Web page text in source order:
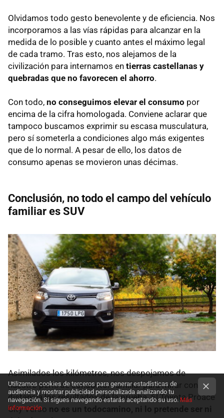
Olvidamos todo gesto benevolente y de eficiencia. Nos
incorporamos a las vías rápidas para alcanzar en la
medida de lo posible y cuanto antes el máximo legal
de cada tramo. Tras esto, nos alejamos de la
civilización para internamos en tierras castellanas y
quebradas que no favorecen el ahorro.
Con todo, no conseguimos elevar el consumo por
encima de la cifra homologada. Conviene aclarar que
tampoco buscamos exprimir su escasa musculatura,
pero sí someterla a condiciones algo más exigentes
que de lo normal. A pesar de ello, los datos de
consumo apenas se movieron unas décimas.
Conclusión, no todo el campo del vehículo
familiar es SUV
Asimilados los kilómetros, nos despojamos de
nuestro perfil de conductor familiar para mirar con
distancia los resultados de la prueba. El Toyota Proace
City Verso no es un todocamino, ni lo pretende ser ni
Utilizamos cookies de terceros para generar estadísticas de
audiencia y mostrar publicidad personalizada analizando tu
navegación. Si sigues navegando estarás aceptando su uso.Más
información